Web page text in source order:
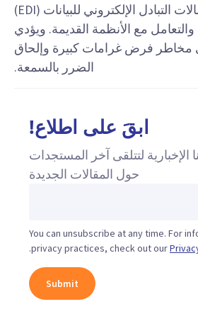
لا سيما عند إدارة اتصالات التبادل الإلكتروني للبيانات (EDI)
والتعامل مع الأنظمة القديمة. ويؤدي
مخاطر فرض غرامات كبيرة وإلحاق
الضرر بالسمعة.
ابقَ على اطلاع!
لتتلقى آخر المستجدات
حول المقالات الجديدة
You can unsubscribe at any time. For
privacy practices, check out our
.